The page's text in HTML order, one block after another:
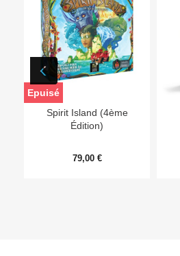
Spirit Island (4ème
Édition)
79,00 €
Epuisé